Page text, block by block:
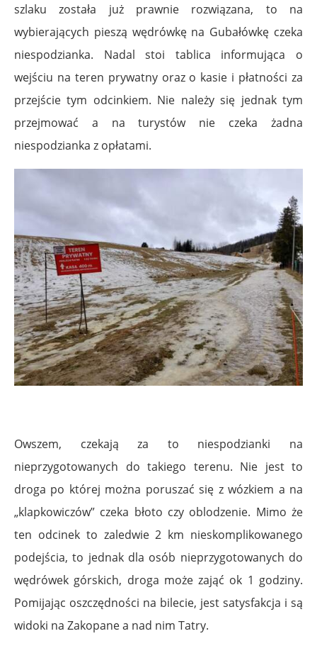
szlaku została już prawnie rozwiązana, to na
wybierających pieszą wędrówkę na Gubałówkę czeka
niespodzianka. Nadal stoi tablica informująca o
wejściu na teren prywatny oraz o kasie i płatności za
przejście tym odcinkiem. Nie należy się jednak tym
przejmować a na turystów nie czeka żadna
niespodzianka z opłatami.
Owszem, czekają za to niespodzianki na
nieprzygotowanych do takiego terenu. Nie jest to
droga po której można poruszać się z wózkiem a na
„klapkowiczów” czeka błoto czy oblodzenie. Mimo że
ten odcinek to zaledwie 2 km nieskomplikowanego
podejścia, to jednak dla osób nieprzygotowanych do
wędrówek górskich, droga może zająć ok 1 godziny.
Pomijając oszczędności na bilecie, jest satysfakcja i są
widoki na Zakopane a nad nim Tatry.